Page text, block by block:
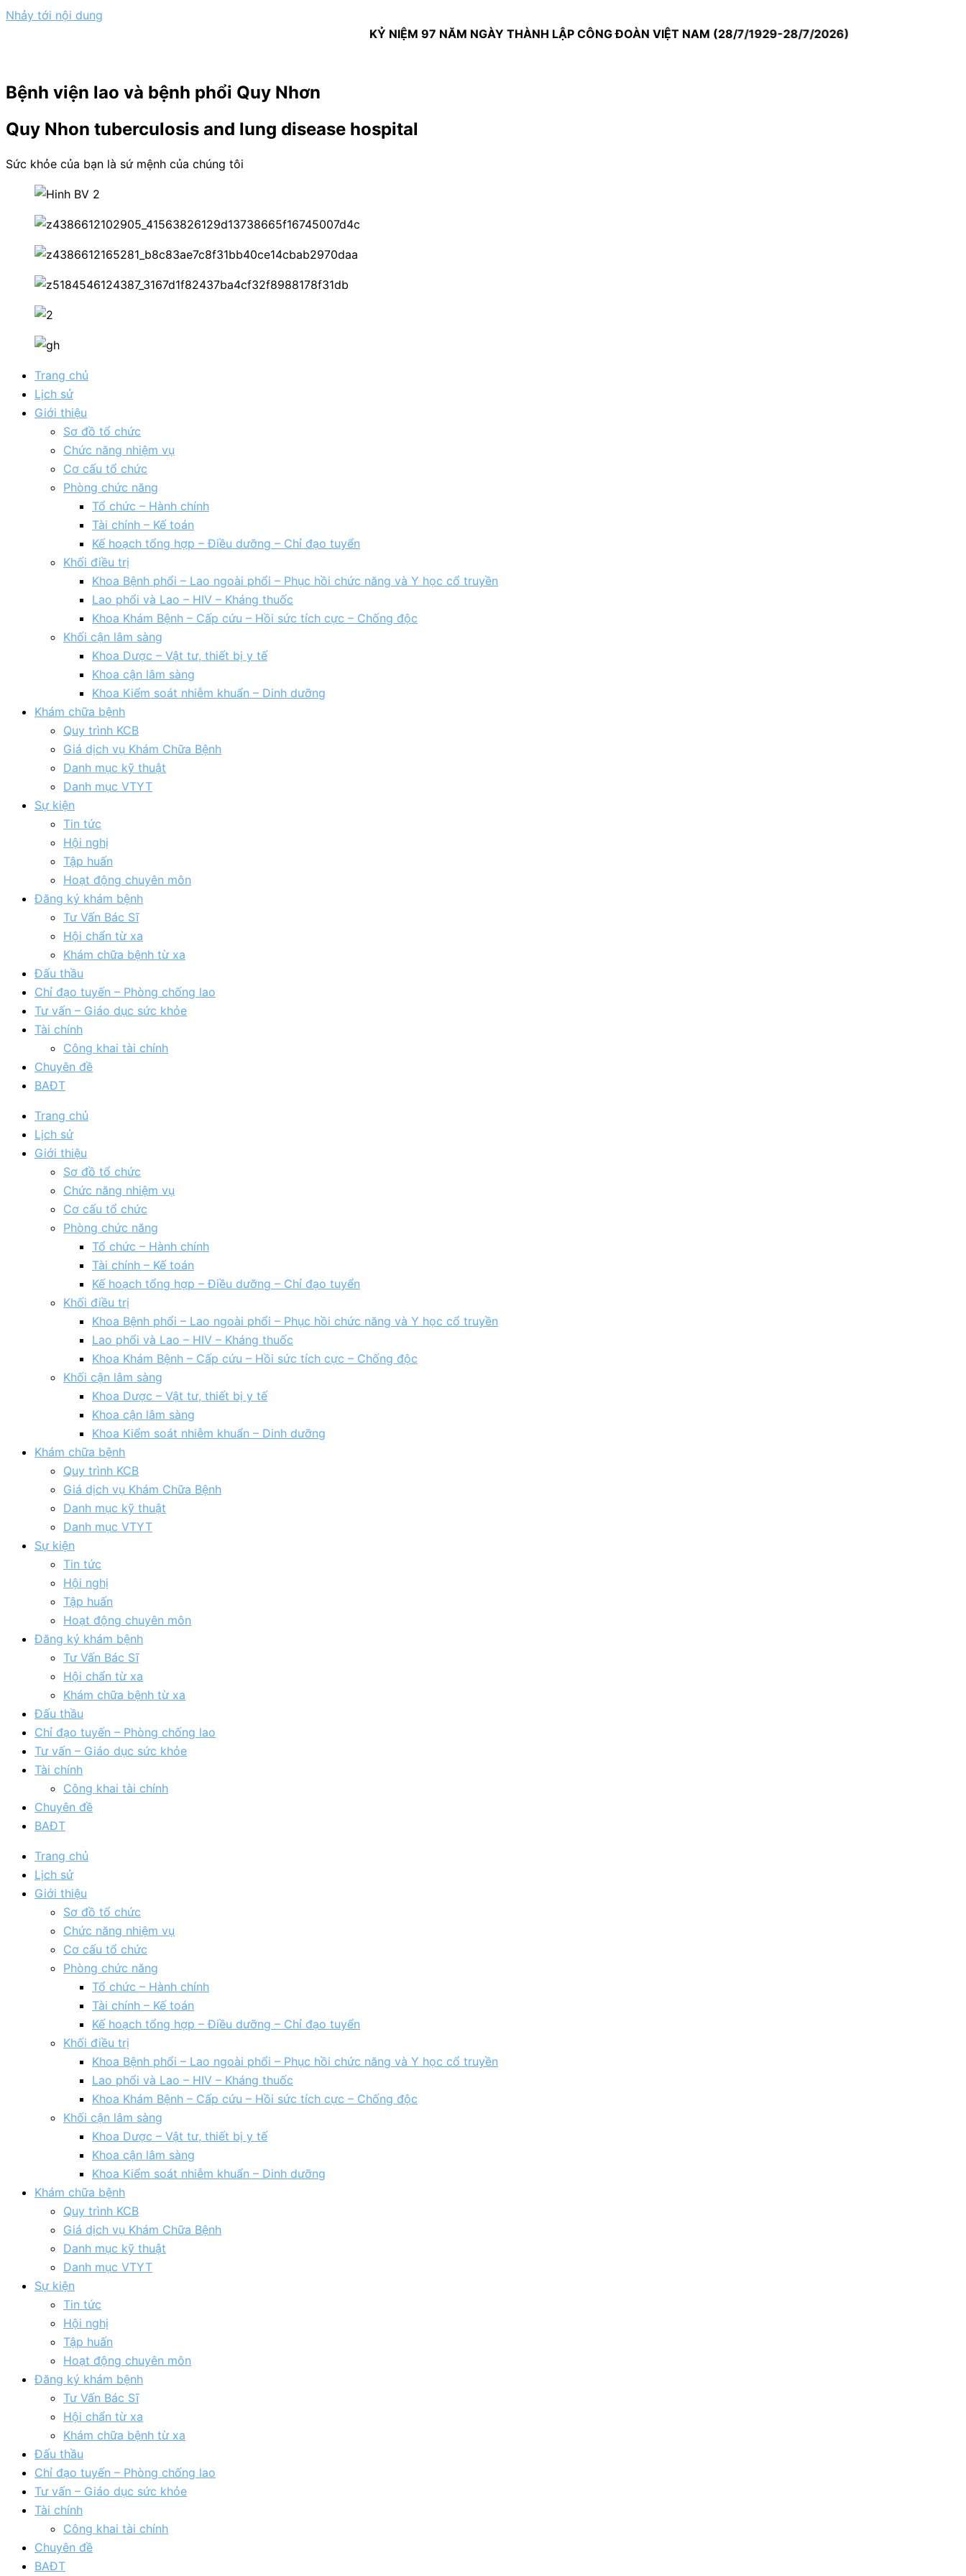
Nhảy tới nội dung
KỶ NIỆM 97 NĂM NGÀY THÀNH LẬP CÔNG ĐOÀN VIỆT NAM (28/7/1929-28/7/2026)
Bệnh viện lao và bệnh phổi Quy Nhơn
Quy Nhon tuberculosis and lung disease hospital
Sức khỏe của bạn là sứ mệnh của chúng tôi
Trang chủ
Lịch sử
Giới thiệu
Sơ đồ tổ chức
Chức năng nhiệm vụ
Cơ cấu tổ chức
Phòng chức năng
Tổ chức – Hành chính
Tài chính – Kế toán
Kế hoạch tổng hợp – Điều dưỡng – Chỉ đạo tuyển
Khối điều trị
Khoa Bệnh phổi – Lao ngoài phổi – Phục hồi chức năng và Y học cổ truyền
Lao phổi và Lao – HIV – Kháng thuốc
Khoa Khám Bệnh – Cấp cứu – Hồi sức tích cực – Chống độc
Khối cận lâm sàng
Khoa Dược – Vật tư, thiết bị y tế
Khoa cận lâm sàng
Khoa Kiểm soát nhiễm khuẩn – Dinh dưỡng
Khám chữa bệnh
Quy trình KCB
Giá dịch vụ Khám Chữa Bệnh
Danh mục kỹ thuật
Danh mục VTYT
Sự kiện
Tin tức
Hội nghị
Tập huấn
Hoạt động chuyên môn
Đăng ký khám bệnh
Tư Vấn Bác Sĩ
Hội chẩn từ xa
Khám chữa bệnh từ xa
Đấu thầu
Chỉ đạo tuyến – Phòng chống lao
Tư vấn – Giáo dục sức khỏe
Tài chính
Công khai tài chính
Chuyên đề
BAĐT
Trang chủ
Lịch sử
Giới thiệu
Sơ đồ tổ chức
Chức năng nhiệm vụ
Cơ cấu tổ chức
Phòng chức năng
Tổ chức – Hành chính
Tài chính – Kế toán
Kế hoạch tổng hợp – Điều dưỡng – Chỉ đạo tuyển
Khối điều trị
Khoa Bệnh phổi – Lao ngoài phổi – Phục hồi chức năng và Y học cổ truyền
Lao phổi và Lao – HIV – Kháng thuốc
Khoa Khám Bệnh – Cấp cứu – Hồi sức tích cực – Chống độc
Khối cận lâm sàng
Khoa Dược – Vật tư, thiết bị y tế
Khoa cận lâm sàng
Khoa Kiểm soát nhiễm khuẩn – Dinh dưỡng
Khám chữa bệnh
Quy trình KCB
Giá dịch vụ Khám Chữa Bệnh
Danh mục kỹ thuật
Danh mục VTYT
Sự kiện
Tin tức
Hội nghị
Tập huấn
Hoạt động chuyên môn
Đăng ký khám bệnh
Tư Vấn Bác Sĩ
Hội chẩn từ xa
Khám chữa bệnh từ xa
Đấu thầu
Chỉ đạo tuyến – Phòng chống lao
Tư vấn – Giáo dục sức khỏe
Tài chính
Công khai tài chính
Chuyên đề
BAĐT
Trang chủ
Lịch sử
Giới thiệu
Sơ đồ tổ chức
Chức năng nhiệm vụ
Cơ cấu tổ chức
Phòng chức năng
Tổ chức – Hành chính
Tài chính – Kế toán
Kế hoạch tổng hợp – Điều dưỡng – Chỉ đạo tuyển
Khối điều trị
Khoa Bệnh phổi – Lao ngoài phổi – Phục hồi chức năng và Y học cổ truyền
Lao phổi và Lao – HIV – Kháng thuốc
Khoa Khám Bệnh – Cấp cứu – Hồi sức tích cực – Chống độc
Khối cận lâm sàng
Khoa Dược – Vật tư, thiết bị y tế
Khoa cận lâm sàng
Khoa Kiểm soát nhiễm khuẩn – Dinh dưỡng
Khám chữa bệnh
Quy trình KCB
Giá dịch vụ Khám Chữa Bệnh
Danh mục kỹ thuật
Danh mục VTYT
Sự kiện
Tin tức
Hội nghị
Tập huấn
Hoạt động chuyên môn
Đăng ký khám bệnh
Tư Vấn Bác Sĩ
Hội chẩn từ xa
Khám chữa bệnh từ xa
Đấu thầu
Chỉ đạo tuyến – Phòng chống lao
Tư vấn – Giáo dục sức khỏe
Tài chính
Công khai tài chính
Chuyên đề
BAĐT